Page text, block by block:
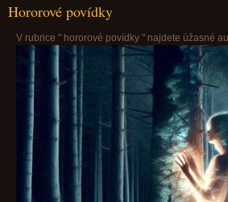
Hororové povídky
V rubrice " hororové povídky " najdete úžasné